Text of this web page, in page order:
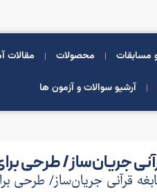
محصولات مقالات
آرشیو سوالات و آزمون ها
جریان‌ساز/ طرحی
قرآنی جریان‌ساز/ طرحی